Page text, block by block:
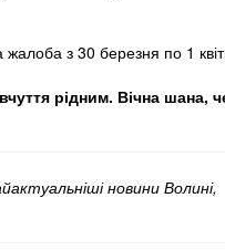
жалоба з 30 березня по 1
рідним. Вічна шана,
новини Волині,